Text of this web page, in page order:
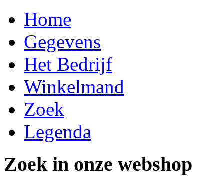
Home
Gegevens
Het Bedrijf
Winkelmand
Zoek
Legenda
Zoek in onze webshop